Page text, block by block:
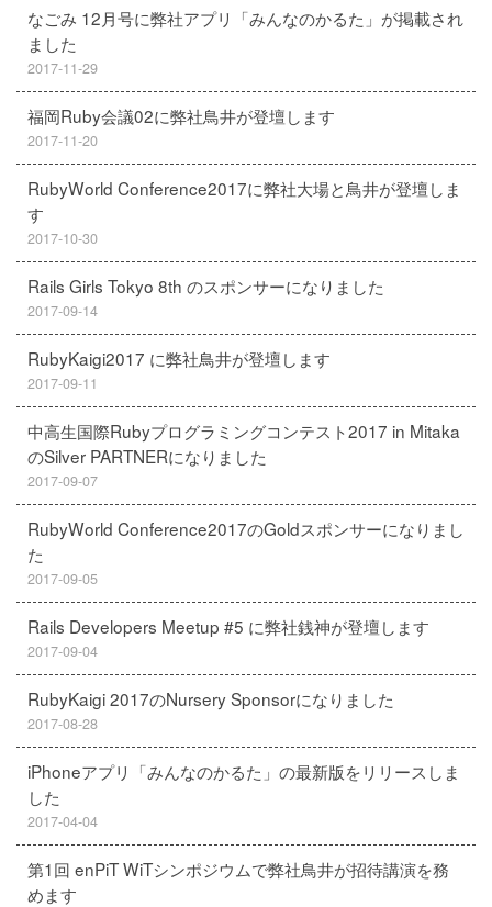
なごみ 12月号に弊社アプリ「みんなのかるた」が掲載され
ました
2017-11-29
福岡Ruby会議02に弊社鳥井が登壇します
2017-11-20
RubyWorld Conference2017に弊社大場と鳥井が登壇しま
す
2017-10-30
Rails Girls Tokyo 8th のスポンサーになりました
2017-09-14
RubyKaigi2017 に弊社鳥井が登壇します
2017-09-11
中高生国際Rubyプログラミングコンテスト2017 in Mitaka
のSilver PARTNERになりました
2017-09-07
RubyWorld Conference2017のGoldスポンサーになりまし
た
2017-09-05
Rails Developers Meetup #5 に弊社銭神が登壇します
2017-09-04
RubyKaigi 2017のNursery Sponsorになりました
2017-08-28
iPhoneアプリ「みんなのかるた」の最新版をリリースしま
した
2017-04-04
第1回 enPiT WiTシンポジウムで弊社鳥井が招待講演を務
めます